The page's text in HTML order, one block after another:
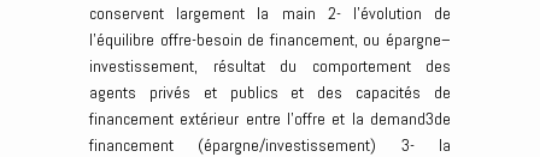
conservent largement la main 2- l’évolution de
l’équilibre offre-besoin de financement, ou épargne–
investissement, résultat du comportement des
agents privés et publics et des capacités de
financement extérieur entre l’offre et la demand3de
financement (épargne/investissement) 3- la